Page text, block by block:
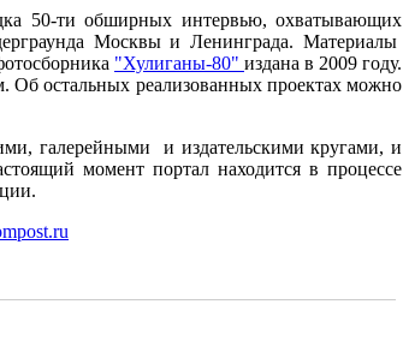
50-ти обширных интервью, охватывающих
Москвы и Ленинграда. Материалы
"Хулиганы-80" издана в 2009 году.
Об остальных реализованных проектах можно
галерейными и издательскими кругами, и
момент портал находится в процессе